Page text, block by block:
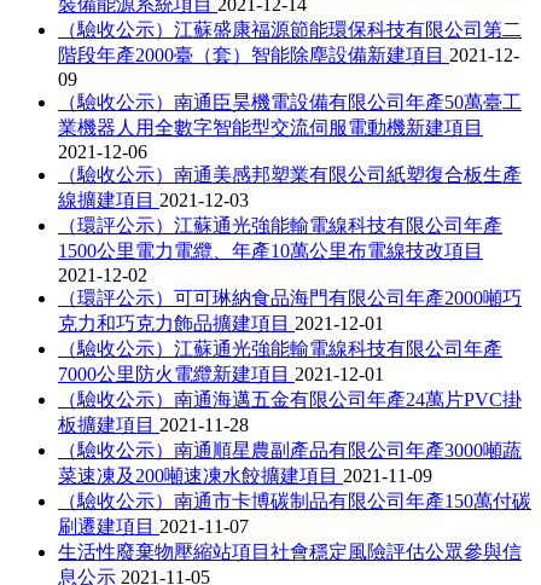
（驗收公示）江蘇盛康福源節能環保科技有限公司第二
階段年產2000臺（套）智能除塵設備新建項目 2021-12-
09
（驗收公示）南通臣昊機電設備有限公司年產50萬臺工
業機器人用全數字智能型交流伺服電動機新建項目
2021-12-06
（驗收公示）南通美感邦塑業有限公司紙塑復合板生產
線擴建項目 2021-12-03
（環評公示）江蘇通光強能輸電線科技有限公司年產
1500公里電力電纜、年產10萬公里布電線技改項目
2021-12-02
（環評公示）可可琳納食品海門有限公司年產2000噸巧
克力和巧克力飾品擴建項目 2021-12-01
（驗收公示）江蘇通光強能輸電線科技有限公司年產
7000公里防火電纜新建項目 2021-12-01
（驗收公示）南通海邁五金有限公司年產24萬片PVC掛
板擴建項目 2021-11-28
（驗收公示）南通順星農副產品有限公司年產3000噸蔬
菜速凍及200噸速凍水餃擴建項目 2021-11-09
（驗收公示）南通市卡博碳制品有限公司年產150萬付碳
刷遷建項目 2021-11-07
生活性廢棄物壓縮站項目社會穩定風險評估公眾參與信
息公示 2021-11-05